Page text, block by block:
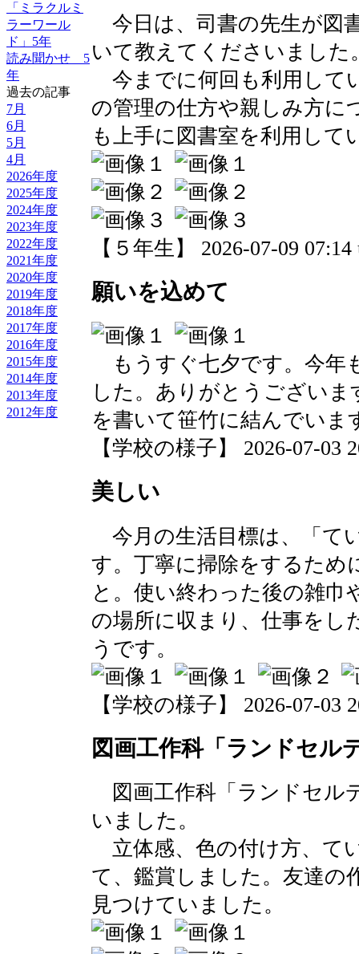
「ミラクルミ
ラーワール
ド」5年
読み聞かせ 5
年
過去の記事
7月
6月
5月
4月
2026年度
2025年度
2024年度
2023年度
2022年度
2021年度
2020年度
2019年度
2018年度
2017年度
2016年度
2015年度
2014年度
2013年度
2012年度
今日は、司書の先生が図
いて教えてくださいました
今までに何回も利用して
の管理の仕方や親しみ方に
も上手に図書室を利用して
【５年生】 2026-07-09 07:14
願いを込めて
もうすぐ七夕です。今年
した。ありがとうござい
を書いて笹竹に結んでいま
【学校の様子】 2026-07-03
美しい
今月の生活目標は、「て
す。丁寧に掃除をするため
と。使い終わった後の雑
の場所に収まり、仕事をし
うです。
【学校の様子】 2026-07-03
図画工作科「ランドセ
図画工作科「ランドセル
いました。
立体感、色の付け方、て
て、鑑賞しました。友達の
見つけていました。